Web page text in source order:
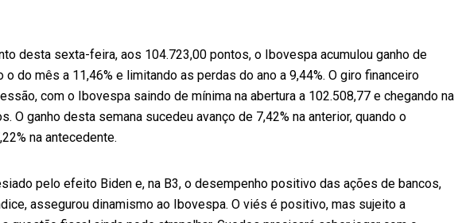
desta sexta-feira, aos 104.723,00 pontos, o Ibovespa acumulou ganho de
o do mês a 11,46% e limitando as perdas do ano a 9,44%. O giro financeiro
com o Ibovespa saindo de mínima na abertura a 102.508,77 e chegando na
O ganho desta semana sucedeu avanço de 7,42% na anterior, quando o
na antecedente.
pelo efeito Biden e, na B3, o desempenho positivo das ações de bancos,
assegurou dinamismo ao Ibovespa. O viés é positivo, mas sujeito a